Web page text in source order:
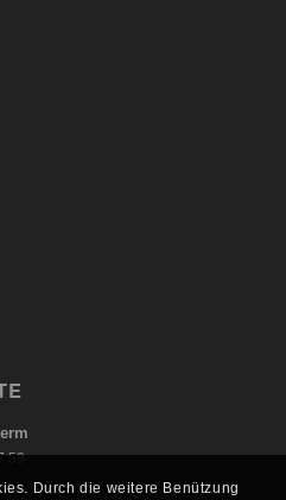
Durch die weitere Benützung